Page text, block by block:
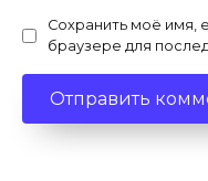
Сохранить моё имя,
браузере для